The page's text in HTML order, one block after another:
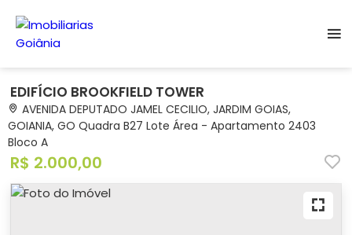
EDIFÍCIO BROOKFIELD TOWER
AVENIDA DEPUTADO JAMEL CECILIO, JARDIM GOIAS,
GOIANIA, GO Quadra B27 Lote Área - Apartamento 2403
Bloco A
R$ 2.000,00